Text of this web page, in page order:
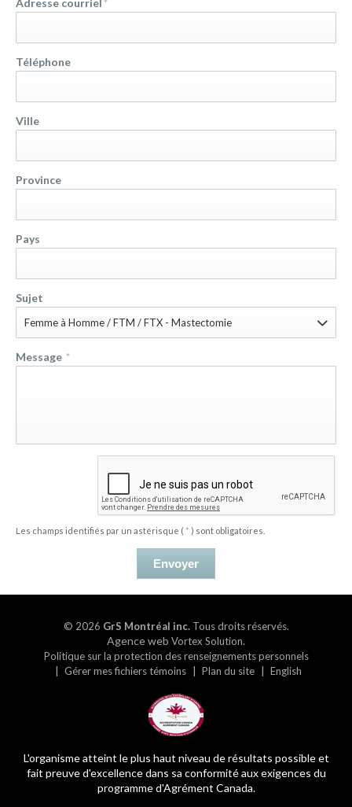
Adresse courriel*
Téléphone
Ville
Province
Pays
Sujet
Femme à Homme / FTM / FTX - Mastectomie
Message *
Les champs identifiés par un astérisque ( * ) sont obligatoires.
Envoyer
© 2026 GrS Montréal inc.Tous droits réservés.
Agence web Vortex Solution.
Politique sur la protection des renseignements personnels
Gérer mes fichiers témoins
Plan du site English
L'organisme atteint le plus haut niveau de résultats possible et
fait preuve d'excellence dans sa conformité aux exigences du
programme d'Agrément Canada.